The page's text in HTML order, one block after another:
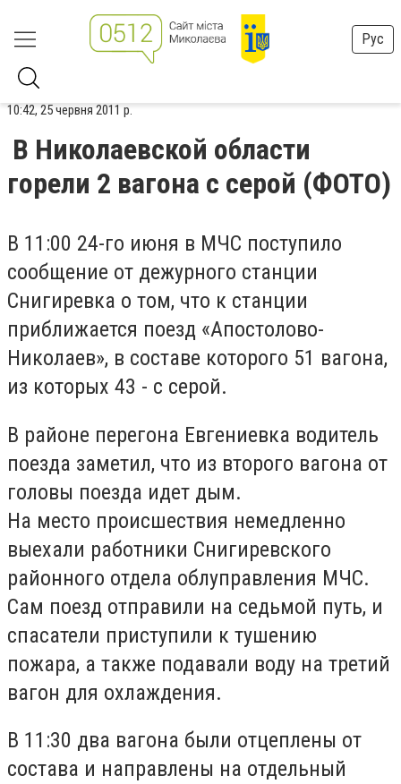
Рус
10:42, 25 червня 2011 р.
В Николаевской области
горели 2 вагона с серой (ФОТО)
В 11:00 24-го июня в МЧС поступило
сообщение от дежурного станции
Снигиревка о том, что к станции
приближается поезд «Апостолово-
Николаев», в составе которого 51 вагона,
из которых 43 - с серой.
В районе перегона Евгениевка водитель
поезда заметил, что из второго вагона от
головы поезда идет дым.
На место происшествия немедленно
выехали работники Снигиревского
районного отдела облуправления МЧС.
Сам поезд отправили на седьмой путь, и
спасатели приступили к тушению
пожара, а также подавали воду на третий
вагон для охлаждения.
В 11:30 два вагона были отцеплены от
состава и направлены на отдельный